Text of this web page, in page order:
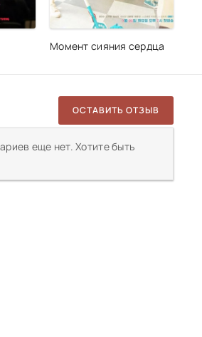
Момент сияния сердца
ОСТАВИТЬ ОТЗЫВ
еще нет. Хотите быть